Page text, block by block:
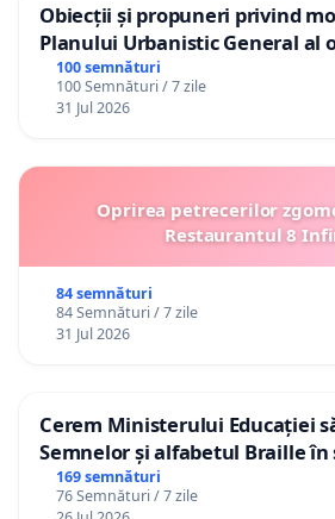
Obiecții și propuneri privind
Planului Urbanistic General al
100 semnături
100 Semnături / 7 zile
31 Jul 2026
Oprirea petrecerilor
Restaurantul 8
84 semnături
84 Semnături / 7 zile
31 Jul 2026
Cerem Ministerului Educației
Semnelor și alfabetul Braille în
Republica Moldova!
169 semnături
76 Semnături / 7 zile